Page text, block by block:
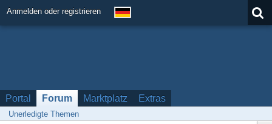
Anmelden oder registrieren
Portal Forum Marktplatz Extras
Unerledigte Themen